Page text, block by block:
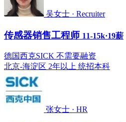
吴女士 · Recruiter
传感器销售工程师 11-15k·19薪
德国西克SICK 不需要融资
北京-海淀区 2年以上 统招本科
张女士 · HR